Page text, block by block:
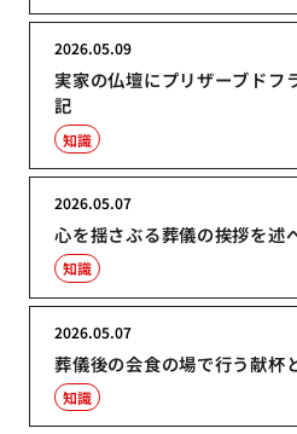
実家の仏壇にプリザーブドフ
記
2026.05.09
知識
心を揺さぶる葬儀の挨拶を述
2026.05.07
知識
葬儀後の会食の場で行う献杯
2026.05.07
知識